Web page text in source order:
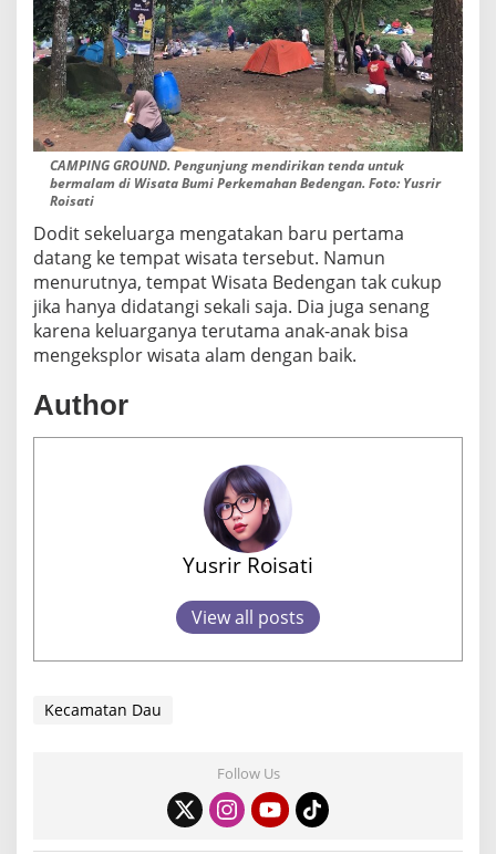
CAMPING GROUND. Pengunjung mendirikan tenda untuk
bermalam di Wisata Bumi Perkemahan Bedengan. Foto: Yusrir
Roisati
Dodit sekeluarga mengatakan baru pertama
datang ke tempat wisata tersebut. Namun
menurutnya, tempat Wisata Bedengan tak cukup
jika hanya didatangi sekali saja. Dia juga senang
karena keluarganya terutama anak-anak bisa
mengeksplor wisata alam dengan baik.
Author
Yusrir Roisati
View all posts
Kecamatan Dau
Follow Us